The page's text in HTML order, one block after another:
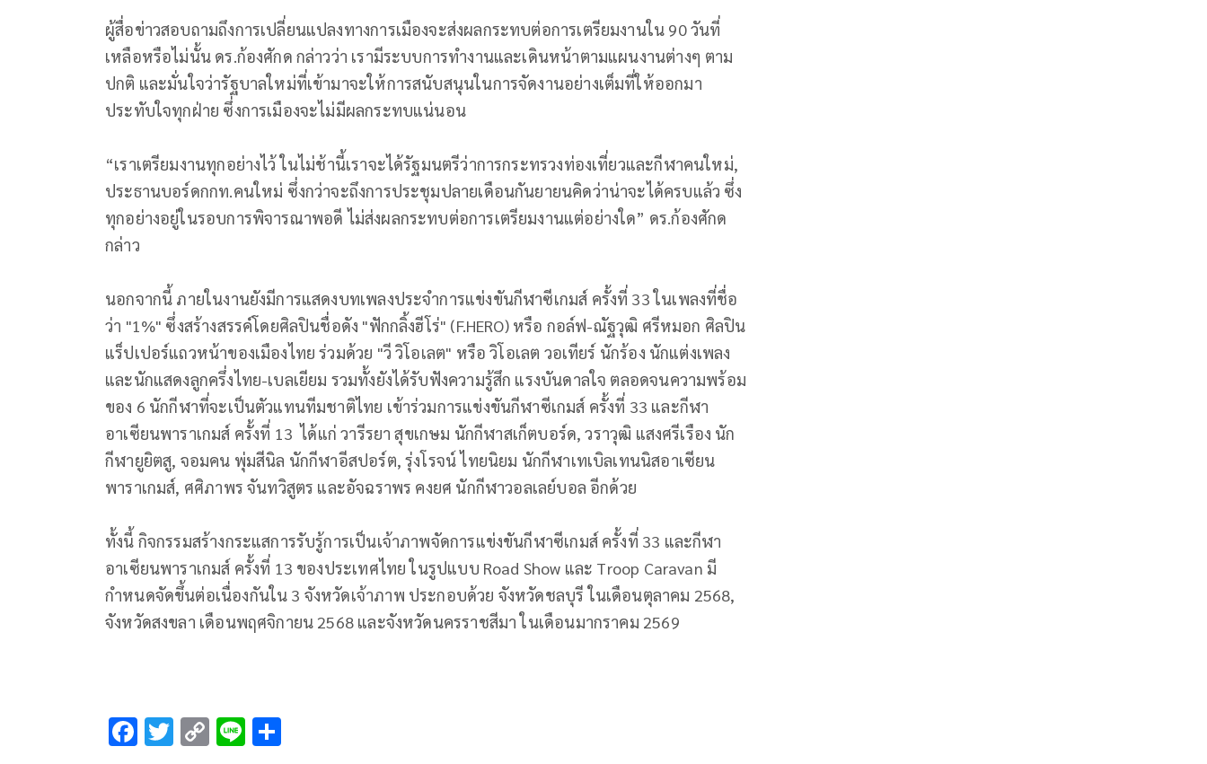
ผู้สื่อข่าวสอบถามถึงการเปลี่ยนแปลงทางการเมืองจะส่งผลกระทบต่อการเตรียมงานใน 90 วันที่
เหลือหรือไม่นั้น ดร.ก้องศักด กล่าวว่า เรามีระบบการทำงานและเดินหน้าตามแผนงานต่างๆ ตาม
ปกติ และมั่นใจว่ารัฐบาลใหม่ที่เข้ามาจะให้การสนับสนุนในการจัดงานอย่างเต็มที่ให้ออกมา
ประทับใจทุกฝ่าย ซึ่งการเมืองจะไม่มีผลกระทบแน่นอน
“เราเตรียมงานทุกอย่างไว้ ในไม่ช้านี้เราจะได้รัฐมนตรีว่าการกระทรวงท่องเที่ยวและกีฬาคนใหม่,
ประธานบอร์ดกกท.คนใหม่ ซึ่งกว่าจะถึงการประชุมปลายเดือนกันยายนคิดว่าน่าจะได้ครบแล้ว ซึ่ง
ทุกอย่างอยู่ในรอบการพิจารณาพอดี ไม่ส่งผลกระทบต่อการเตรียมงานแต่อย่างใด” ดร.ก้องศักด
กล่าว
นอกจากนี้ ภายในงานยังมีการแสดงบทเพลงประจำการแข่งขันกีฬาซีเกมส์ ครั้งที่ 33 ในเพลงที่ชื่อ
ว่า "1%" ซึ่งสร้างสรรค์โดยศิลปินชื่อดัง "ฟักกลิ้งฮีโร่" (F.HERO) หรือ กอล์ฟ-ณัฐวุฒิ ศรีหมอก ศิลปิน
แร็ปเปอร์แถวหน้าของเมืองไทย ร่วมด้วย "วี วิโอเลต" หรือ วิโอเลต วอเทียร์ นักร้อง นักแต่งเพลง
และนักแสดงลูกครึ่งไทย-เบลเยียม รวมทั้งยังได้รับฟังความรู้สึก แรงบันดาลใจ ตลอดจนความพร้อม
ของ 6 นักกีฬาที่จะเป็นตัวแทนทีมชาติไทย เข้าร่วมการแข่งขันกีฬาซีเกมส์ ครั้งที่ 33 และกีฬา
อาเซียนพาราเกมส์ ครั้งที่ 13 ได้แก่ วารีรยา สุขเกษม นักกีฬาสเก็ตบอร์ด, วราวุฒิ แสงศรีเรือง นัก
กีฬายูยิตสู, จอมคน พุ่มสีนิล นักกีฬาอีสปอร์ต, รุ่งโรจน์ ไทยนิยม นักกีฬาเทเบิลเทนนิสอาเซียน
พาราเกมส์, ศศิภาพร จันทวิสูตร และอัจฉราพร คงยศ นักกีฬาวอลเลย์บอล อีกด้วย
ทั้งนี้ กิจกรรมสร้างกระแสการรับรู้การเป็นเจ้าภาพจัดการแข่งขันกีฬาซีเกมส์ ครั้งที่ 33 และกีฬา
อาเซียนพาราเกมส์ ครั้งที่ 13 ของประเทศไทย ในรูปแบบ Road Show และ Troop Caravan มี
กำหนดจัดขึ้นต่อเนื่องกันใน 3 จังหวัดเจ้าภาพ ประกอบด้วย จังหวัดชลบุรี ในเดือนตุลาคม 2568,
จังหวัดสงขลา เดือนพฤศจิกายน 2568 และจังหวัดนครราชสีมา ในเดือนมากราคม 2569
F T C Li